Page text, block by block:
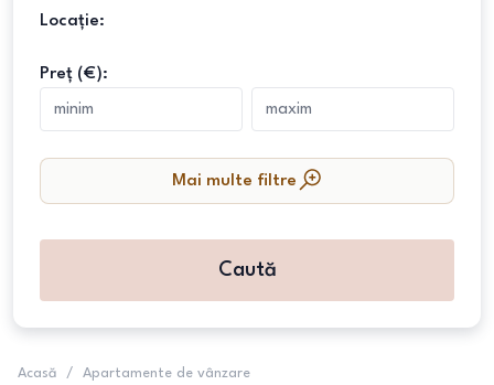
Locație:
Preț (€):
Mai multe filtre
Caută
Acasă / Apartamente de vânzare